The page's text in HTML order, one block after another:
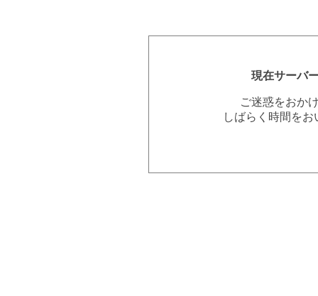
現在サーバ
ご迷惑をおか
しばらく時間を